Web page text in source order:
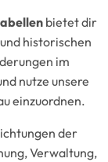
bietet dir
historischen
im
nutze unsere
einzuordnen.
der
Verwaltung,